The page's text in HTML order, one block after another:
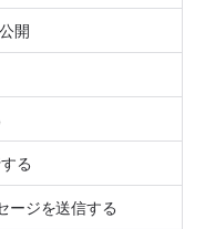
開
る
ージを送信する